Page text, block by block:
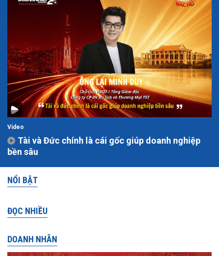
Video
Tài và Đức chính là cái gốc giúp doanh nghiệp
bền sâu
NỔI BẬT
ĐỌC NHIỀU
DOANH NHÂN